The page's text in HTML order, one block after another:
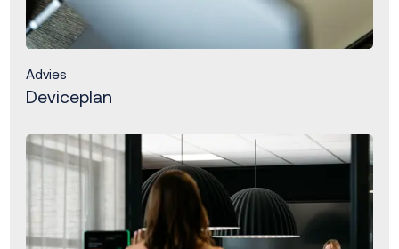
Advies
Deviceplan